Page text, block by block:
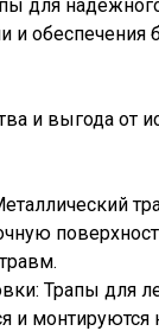
для
и обеспечения
и выгода от
Трапы для
и монтируются